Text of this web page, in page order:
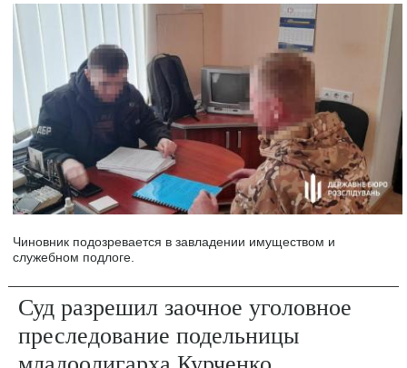
Чиновник подозревается в завладении имуществом и
служебном подлоге.
Суд разрешил заочное уголовное
преследование подельницы